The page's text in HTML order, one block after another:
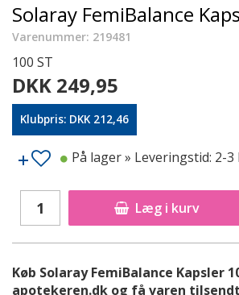
Solaray FemiBalance
Varenummer: 219481
100 ST
DKK 249,95
Klubpris: DKK 212,46
Læg i kurv
På lager» Leveringstid: 2-3
Køb Solaray FemiBalance Kapsler
apotekeren.dk og få varen